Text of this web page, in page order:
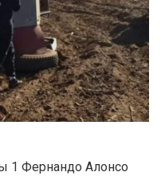
1 Фернандо Алонсо